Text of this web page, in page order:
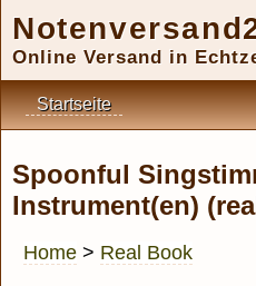
Online Versand in
Startseite
Spoonful
Instrument(en)
Home > Real Book